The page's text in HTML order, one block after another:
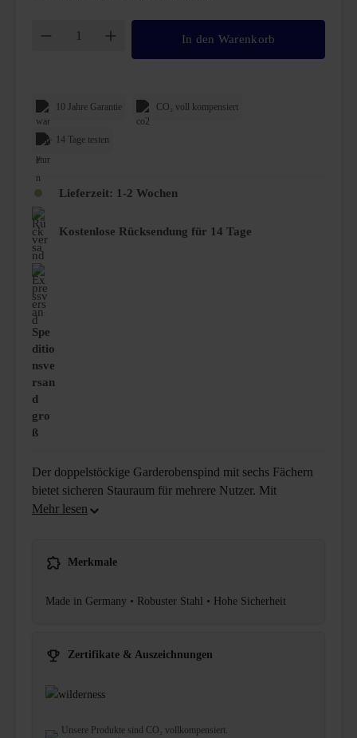
10 Jahre Garantie CO₂ voll kompensiert
14 Tage testen
Lieferzeit: 1-2 Wochen
Kostenlose Rücksendung für 14 Tage
Spe
ditio
nsve
rsan
d
gro
ß
Der doppelstöckige Garderobenspind mit sechs Fächern
bietet sicheren Stauraum für mehrere Nutzer. Mit
Produkt Anzahl: Gib den gewünschten
In den Warenkorb
Merkmale
Made in Germany • Robuster Stahl • Hohe Sicherheit
Zertifikate & Auszeichnungen
Unsere Produkte sind CO₂ vollkompensiert.